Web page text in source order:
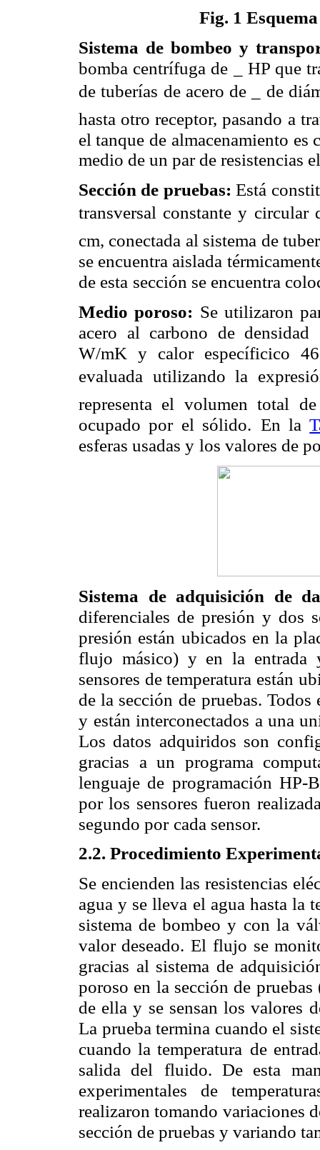
Fig. 1
Sistema de bombeo y
bomba centrífuga de _ HP que
de tuberías de acero de _ de
hasta otro receptor, pasando a
el tanque de almacenamiento es
medio de un par de resistencias
Sección de pruebas:Está
transversal constante y circular
cm, conectada al sistema de
se encuentra aislada
de esta sección se encuentra
Medio poroso: Se utilizaron
acero al carbono de densidad
W/mK y calor específicico
evaluada utilizando la
representa el volumen total
ocupado por el sólido. En la
esferas usadas y los valores de
Sistema de adquisición de
diferenciales de presión y dos
presión están ubicados en la
flujo másico) y en la entrada
sensores de temperatura están
de la sección de pruebas.
y están interconectados a una
Los datos adquiridos son
gracias a un programa
lenguaje de programación HP-
por los sensores fueron
segundo por cada sensor.
2.2. Procedimiento
Se encienden las resistencias
agua y se lleva el agua hasta la
sistema de bombeo y con la
valor deseado. El flujo se
gracias al sistema de
poroso en la sección de
de ella y se sensan los valores
La prueba termina cuando el
cuando la temperatura de
salida del
fluido. De esta
experimentales de
realizaron tomando variaciones
sección de pruebas y variando